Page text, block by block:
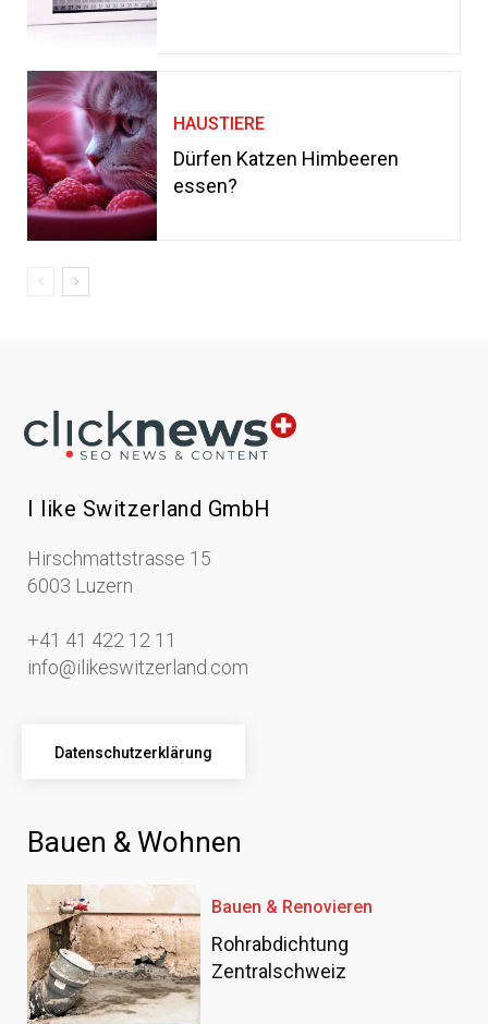
HAUSTIERE
Dürfen Katzen Himbeeren
essen?
I like Switzerland GmbH
Hirschmattstrasse 15
6003 Luzern
+41 41 422 12 11
info@ilikeswitzerland.com
Datenschutzerklärung
Bauen & Wohnen
Bauen & Renovieren
Rohrabdichtung
Zentralschweiz